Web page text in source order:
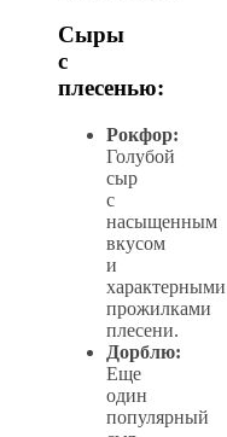
Сыры
с
плесенью:
Рокфор:
Голубой
сыр
с
насыщенным
вкусом
и
характерными
прожилками
плесени.
Дорблю:
Еще
один
популярный